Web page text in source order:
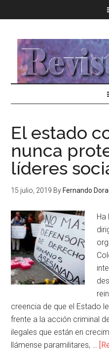
El estado
nunca
líderes
15 julio, 2019 By Fernando
Ha
creencia de que el Estado
frente a la acción criminal
ilegales que están en
llámense paramilitares, …